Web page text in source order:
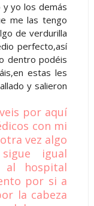
y yo los demás
me las tengo
de verdurilla
perfecto,así
dentro podéis
estas les
y salieron
por aquí
con mi
vez algo
igual
al hospital
por si a
la cabeza